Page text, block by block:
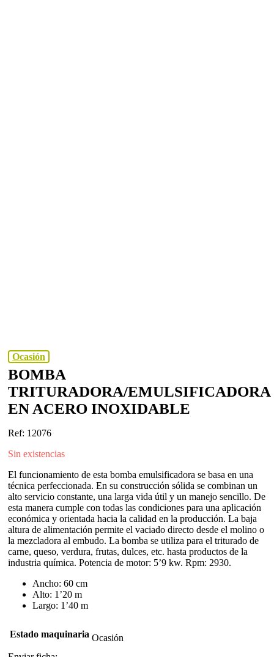
Ocasión
BOMBA
TRITURADORA/EMULSIFICADORA
EN ACERO INOXIDABLE
Ref: 12076
Sin existencias
El funcionamiento de esta bomba emulsificadora se basa en una
técnica perfeccionada. En su construcción sólida se combinan un
alto servicio constante, una larga vida útil y un manejo sencillo. De
esta manera cumple con todas las condiciones para una aplicación
económica y orientada hacia la calidad en la producción. La baja
altura de alimentación permite el vaciado directo desde el molino o
la mezcladora al embudo. La bomba se utiliza para el triturado de
carne, queso, verdura, frutas, dulces, etc. hasta productos de la
industria química. Potencia de motor: 5’9 kw. Rpm: 2930.
Ancho: 60 cm
Alto: 1’20 m
Largo: 1’40 m
Estado maquinaria Ocasión